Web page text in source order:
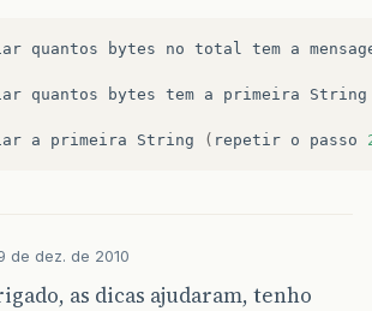
quantos bytes no total tem a
quantos bytes tem a primeira String
a primeira String ( repetir o passo
de dez. de 2010
as dicas ajudaram, tenho